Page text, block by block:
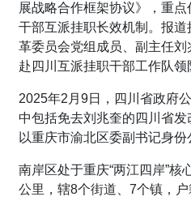
展战略合作框架协议》，重
干部互派挂职长效机制。报
革委员会党组成员、副主任
赴四川互派挂职干部工作队领
2025年2月9日，四川省政府
中包括免去刘兆奎的四川省
以重庆市渝北区委副书记身份
南岸区处于重庆“两江四岸”核
公里，辖8个街道、7个镇，